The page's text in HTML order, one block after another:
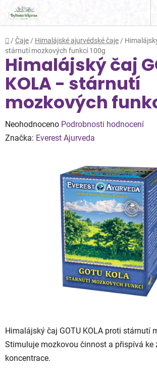
obsah
Domů
/ Čaje / Himalájské ajurvédské čaje /
stárnutí mozkových funkcí 100g
Himalájský čaj GOTU KOLA proti stárnutí
Stimuluje mozkovou činnost a přispívá ke
koncentrace.
Himalájský čaj
KOLA - stárnutí
mozkových
Průměrné
hodnocení
Neohodnoceno Podrobnosti hodnocení
Značka: Everest Ajurveda